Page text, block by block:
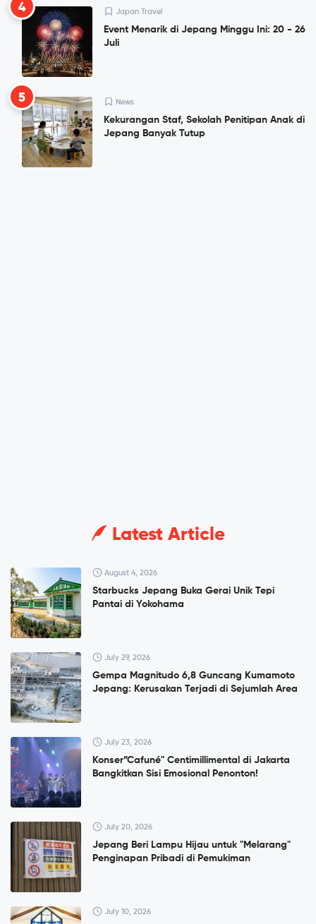
4 Japan Travel
Event Menarik di Jepang Minggu Ini: 20 - 26
Juli
5 News
Kekurangan Staf, Sekolah Penitipan Anak di
Jepang Banyak Tutup
Latest Article
August 4, 2026
Starbucks Jepang Buka Gerai Unik Tepi
Pantai di Yokohama
July 29, 2026
Gempa Magnitudo 6,8 Guncang Kumamoto
Jepang: Kerusakan Terjadi di Sejumlah Area
July 23, 2026
Konser”Cafuné" Centimillimental di Jakarta
Bangkitkan Sisi Emosional Penonton!
July 20, 2026
Jepang Beri Lampu Hijau untuk "Melarang"
Penginapan Pribadi di Pemukiman
July 10, 2026